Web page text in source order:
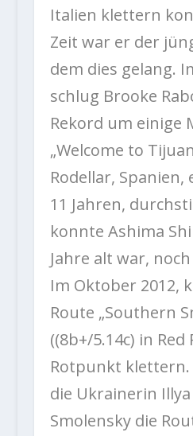
Italien klettern
Zeit war er der
dem dies gelang.
schlug Brooke
Rekord um einige
„Welcome to
Rodellar,
11 Jahren,
konnte Ashima
Jahre alt war,
Im Oktober 2012,
Route „Southern
((8b+/5.14c) in Red
Rotpunkt klettern.
die Ukrainerin
Smolensky die